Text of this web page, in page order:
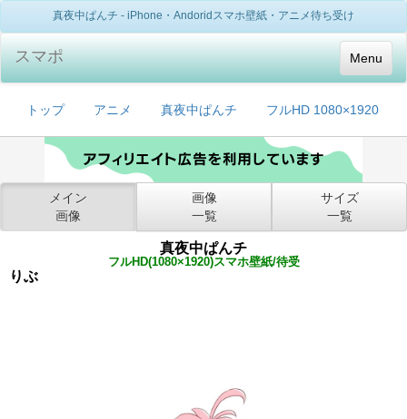
真夜中ぱんチ - iPhone・Andoridスマホ壁紙・アニメ待ち受け
Menu
スマポ
トップ アニメ 真夜中ぱんチ フルHD 1080×1920
メイン
画像
画像
一覧
サイズ
一覧
真夜中ぱんチ
フルHD(1080×1920)スマホ壁紙/待受
りぶ